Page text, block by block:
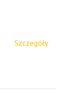
Szczegóły